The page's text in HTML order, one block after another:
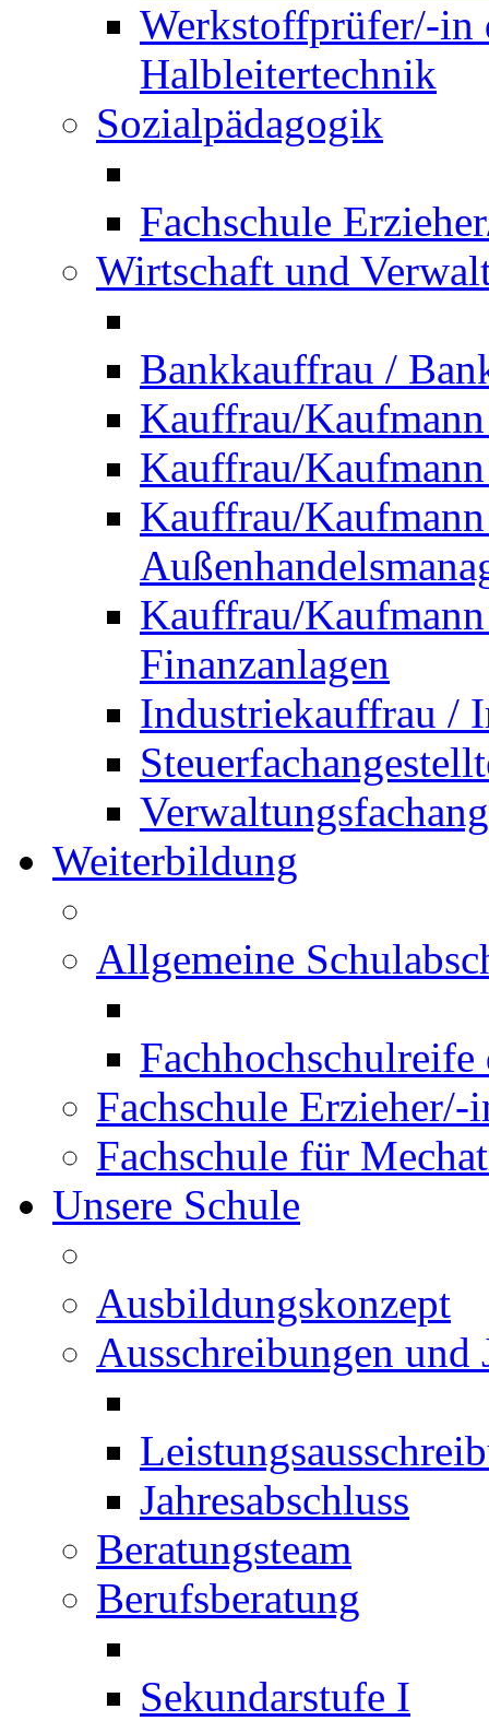
Werkstoffprüfer/-in
Halbleitertechnik
Sozialpädagogik
Fachschule
Wirtschaft und
Bankkauffrau /
Kauffrau/
Kauffrau/
Kauffrau/
Kauffrau/
Finanzanlagen
Industriekauffrau /
Weiterbildung
Allgemeine
Fachschule Erzieher/-
Fachschule für
Unsere Schule
Ausbildungskonzept
Ausschreibungen und
Jahresabschluss
Beratungsteam
Berufsberatung
Sekundarstufe I